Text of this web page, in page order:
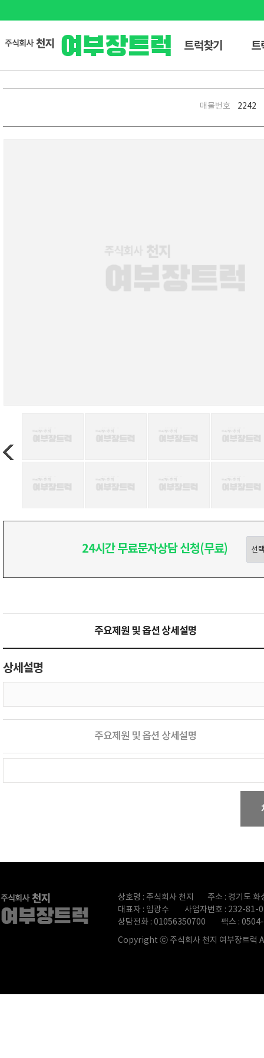
트럭찾기 트
매물번호 2242
24시간 무료문자상담 신청(무료)
주요제원 및 옵션 상세설명
상세설명
주요제원 및 옵션 상세설명
상호명 : 주식회사 천지
주소 : 경기도
대표자 : 임광수
사업자번호 : 232-81-
상담전화 : 01056350700
팩스 :
Copyright ⓒ주식회사 천지 여부장트